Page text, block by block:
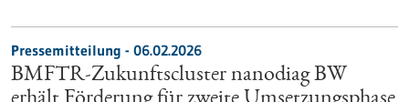
Pressemitteilung - 06.02.2026
BMFTR-Zukunftscluster nanodiag BW